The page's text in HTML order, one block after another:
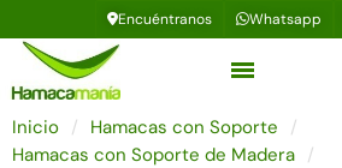
Encuéntranos Whatsapp
Inicio
Hamacas con Soporte
Hamacas con Soporte de Madera